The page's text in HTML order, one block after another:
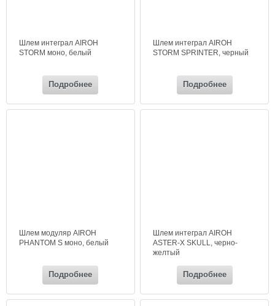
Шлем интеграл AIROH
STORM моно, белый
Подробнее
Шлем интеграл AIROH
STORM SPRINTER, черный
Подробнее
Шлем модуляр AIROH
PHANTOM S моно, белый
Подробнее
Шлем интеграл AIROH
ASTER-X SKULL, черно-
желтый
Подробнее